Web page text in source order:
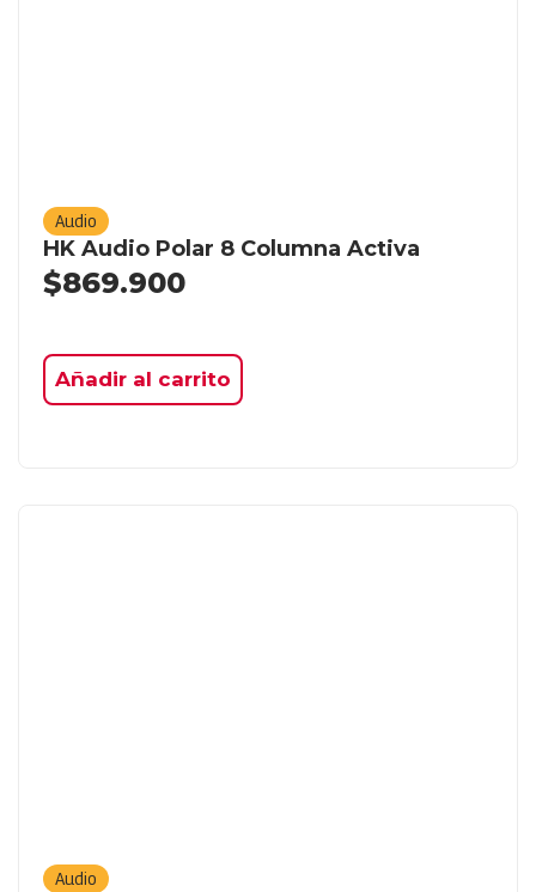
Audio
HK Audio Polar 8 Columna Activa
$869.900
Añadir al carrito
Audio